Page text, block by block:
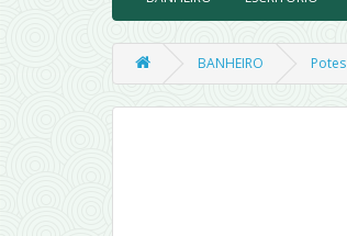
BANHEIRO Potes